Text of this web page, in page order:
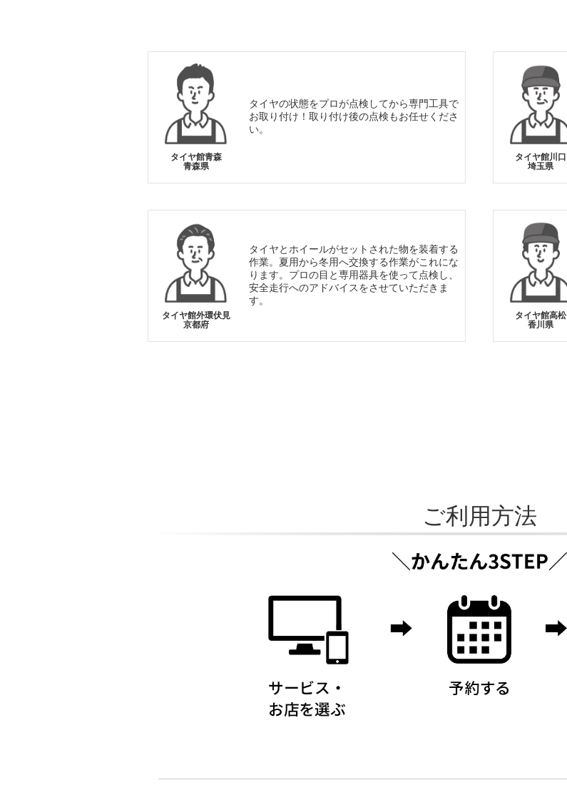
タイヤ館青森
青森県
タイヤの状態をプロが点検してから専門工具で
お取り付け！取り付け後の点検もお任せくださ
い。
タイヤ館川口
埼玉県
タイヤ館外環伏見
京都府
タイヤとホイールがセットされた物を装着する
作業。夏用から冬用へ交換する作業がこれにな
ります。プロの目と専用器具を使って点検し、
安全走行へのアドバイスをさせていただきま
す。
タイヤ館高松
香川県
ご利用方法